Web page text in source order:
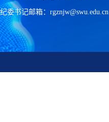
纪委书记邮箱：rgznjw@swu.edu.cn